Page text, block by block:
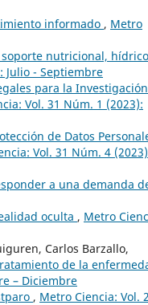
informado , Metro
nutricional,
Julio - Septiembre
para la Investigación
Vol. 31 Núm. 1 (2023):
de Datos
Vol. 31 Núm. 4
a una demanda
oculta , Metro
Carlos Barzallo,
de la
– Diciembre
, Metro Ciencia: Vol.